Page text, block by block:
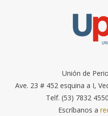
Unión de
Ave. 23 # 452 esquina a I,
Telf. (53) 7832
Escríbanos a